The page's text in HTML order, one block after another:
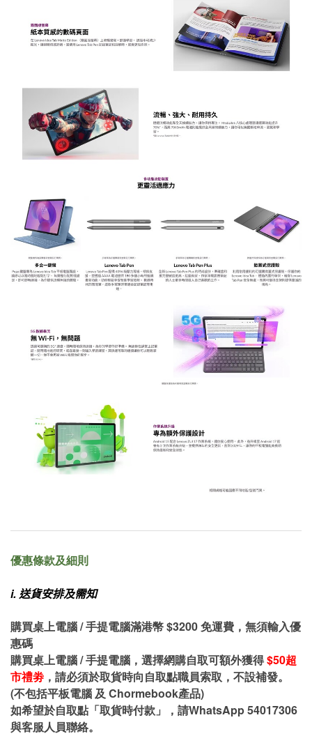
優惠條款及細則
i.送貨安排及需知
購買桌上電腦 / 手提電腦滿港幣 $3200 免運費，無須輸入優
惠碼
購買桌上電腦 / 手提電腦，選擇網購自取可額外獲得$50超
市禮劵 ，請必須於取貨時向自取點職員索取，不設補發。
(不包括平板電腦 及 Chormebook產品)
如希望於自取點「取貨時付款」，請WhatsApp 54017306
與客服人員聯絡。